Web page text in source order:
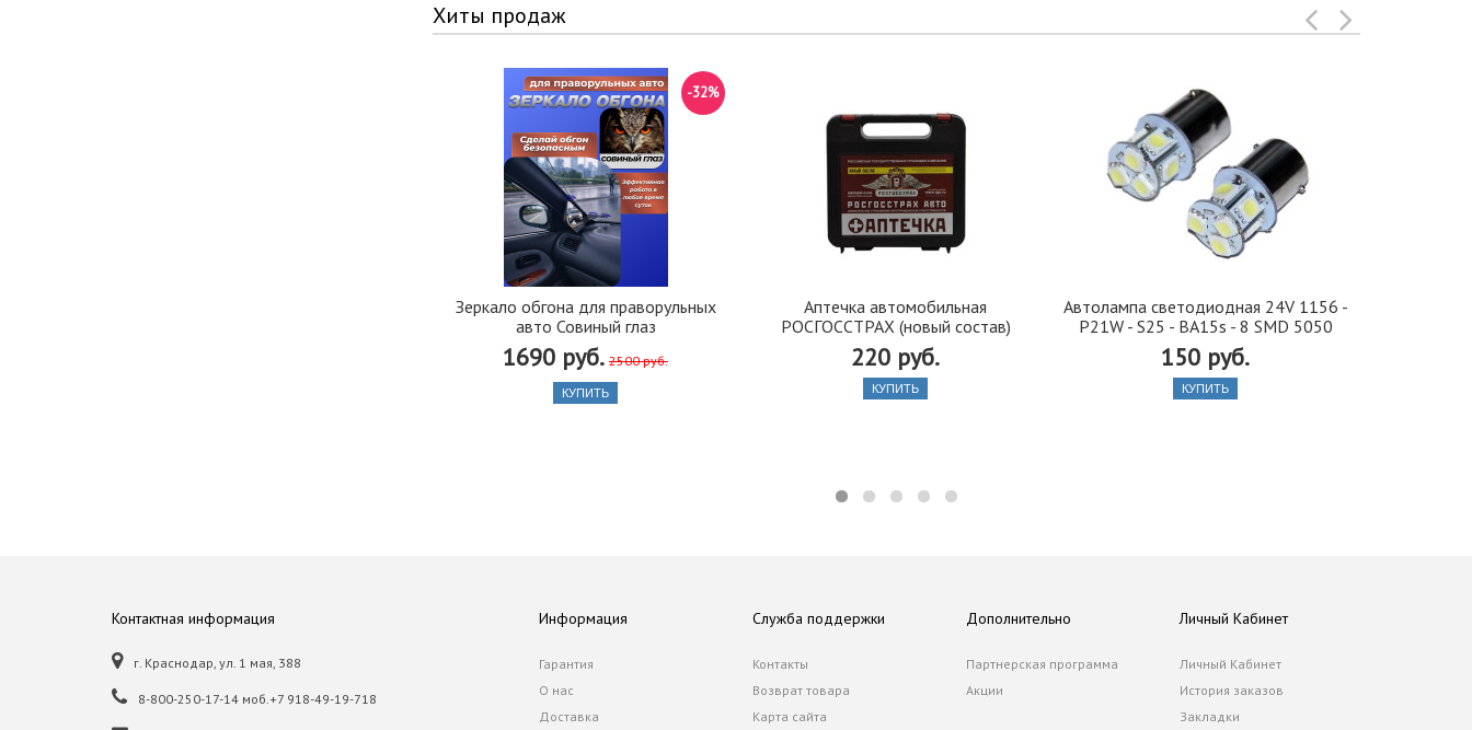
Хиты продаж
Зеркало обгона для праворульных
авто Совиный глаз
1690 руб. 2500 руб.
-32%
КУПИТЬ
Аптечка автомобильная
РОСГОССТРАХ (новый состав)
220 руб.
КУПИТЬ
Автолампа cветодиодная 24V 1156 -
P21W - S25 - BA15s - 8 SMD 5050
150 руб.
КУПИТЬ
Контактная информация
г. Краснодар, ул. 1 мая, 388
8-800-250-17-14 моб.+7 918-49-19-718
Информация
Гарантия
О нас
Доставка
Служба поддержки
Контакты
Возврат товара
Карта сайта
Дополнительно
Партнерская программа
Акции
Личный Кабинет
Личный Кабинет
История заказов
Закладки